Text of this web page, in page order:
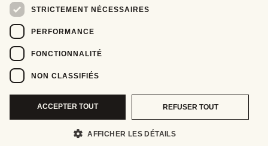
STRICTEMENT NÉCESSAIRES
PERFORMANCE
FONCTIONNALITÉ
NON CLASSIFIÉS
ACCEPTER TOUT REFUSER TOUT
AFFICHER LES DÉTAILS